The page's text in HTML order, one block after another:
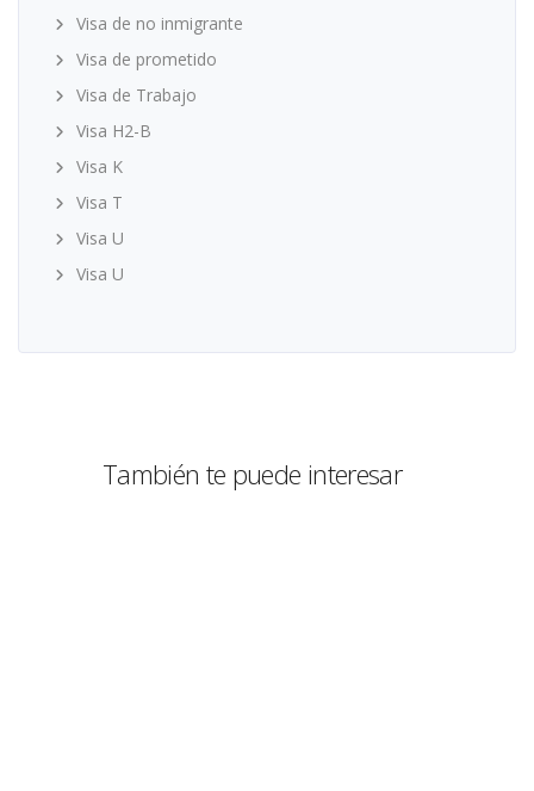
Visa de no inmigrante
Visa de prometido
Visa de Trabajo
Visa H2-B
Visa K
Visa T
Visa U
Visa U
También te puede interesar